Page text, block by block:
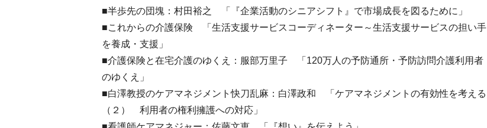
■半歩先の団塊：村田裕之 「『企業活動のシニアシフト』で市場成長を図るために」
■これからの介護保険 「生活支援サービスコーディネーター～生活支援サービスの担い手
を養成・支援」
■介護保険と在宅介護のゆくえ：服部万里子 「120万人の予防通所・予防訪問介護利用者
のゆくえ」
■白澤教授のケアマネジメント快刀乱麻：白澤政和 「ケアマネジメントの有効性を考える
（２） 利用者の権利擁護への対応」